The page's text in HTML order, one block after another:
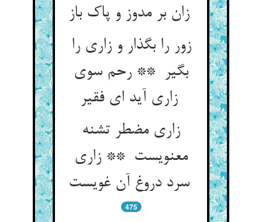
زان بر مدوز و پاک باز
زور را بگذار و زاری را
بگیر ** رحم سوی
زاری آید ای فقیر
زاری مضطر تشنه
معنویست ** زاری
سرد دروغ آن غویست
475